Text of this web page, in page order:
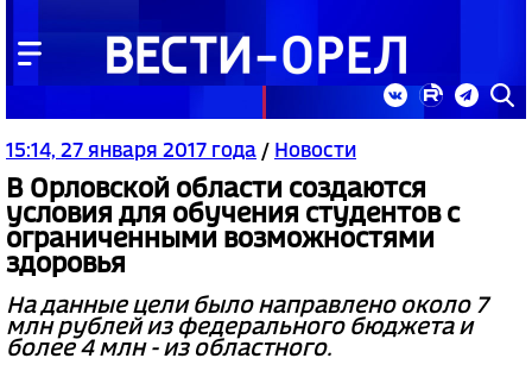
15:14, 27 января 2017 года / Новости
В Орловской области создаются
условия для обучения студентов с
ограниченными возможностями
здоровья
На данные цели было направлено около 7
млн рублей из федерального бюджета и
более 4 млн - из областного.